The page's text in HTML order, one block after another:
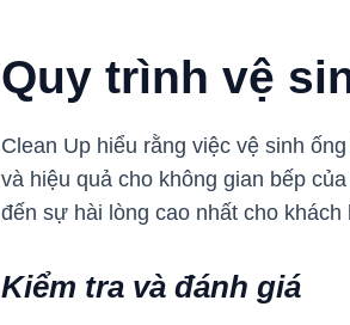
Quy trình vệ
Clean Up hiểu rằng việc vệ sinh
và hiệu quả cho không gian bếp
đến sự hài lòng cao nhất cho khách
Kiểm tra và đánh giá